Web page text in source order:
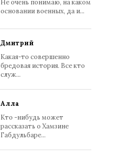
Не очень понимаю, на каком
основании военных, да и...
Дмитрий
Какая-то совершенно
бредовая история. Все кто
служ...
Алла
Кто -нибудь может
рассказать о Хамзине
Габдульбаре...